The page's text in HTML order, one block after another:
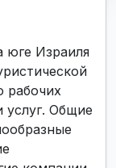
Израиля
рабочих
услуг. Общие